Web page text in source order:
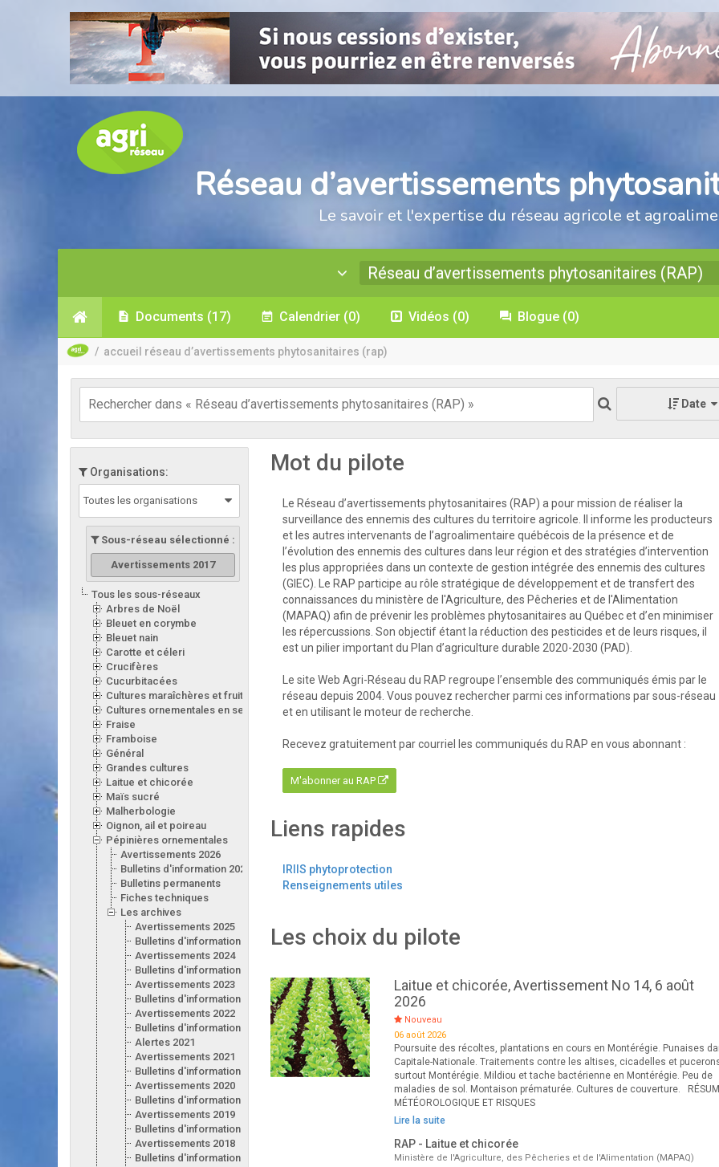
Réseau d’avertissements
Le savoir et l'expertise du réseau agricole et
Réseau d’avertissements phytosanitaires (RAP)
Documents (17) Calendrier (0) Vidéos (0) Blogue (0)
/ accueil réseau d’avertissements phytosanitaires (rap)
Date
Organisations:
Toutes les organisations
Sous-réseau sélectionné :
Avertissements 2017
Tous les sous-réseaux
Arbres de Noël
Bleuet en corymbe
Bleuet nain
Carotte et céleri
Crucifères
Cucurbitacées
Cultures maraîchères et fruitières en serre
Cultures ornementales en serre
Fraise
Framboise
Général
Grandes cultures
Laitue et chicorée
Maïs sucré
Malherbologie
Oignon, ail et poireau
Pépinières ornementales
Avertissements 2026
Bulletins d'information 2026
Bulletins permanents
Fiches techniques
Les archives
Avertissements 2025
Bulletins d'information 2025
Avertissements 2024
Bulletins d'information 2024
Avertissements 2023
Bulletins d'information 2023
Avertissements 2022
Bulletins d'information 2022
Alertes 2021
Avertissements 2021
Bulletins d'information 2021
Avertissements 2020
Bulletins d'information 2020
Avertissements 2019
Bulletins d'information 2019
Avertissements 2018
Bulletins d'information 2018
Mot du pilote
Le Réseau d’avertissements phytosanitaires (RAP) a pour mission de réaliser la
surveillance des ennemis des cultures du territoire agricole. Il informe les producteurs
et les autres intervenants de l’agroalimentaire québécois de la présence et de
l’évolution des ennemis des cultures dans leur région et des stratégies d’intervention
les plus appropriées dans un contexte de gestion intégrée des ennemis des cultures
(GIEC). Le RAP participe au rôle stratégique de développement et de transfert des
connaissances du ministère de l'Agriculture, des Pêcheries et de l'Alimentation
(MAPAQ) afin de prévenir les problèmes phytosanitaires au Québec et d’en minimiser
les répercussions. Son objectif étant la réduction des pesticides et de leurs risques, il
est un pilier important du Plan d’agriculture durable 2020-2030 (PAD).
Le site Web Agri-Réseau du RAP regroupe l’ensemble des communiqués émis par le
réseau depuis 2004. Vous pouvez rechercher parmi ces informations par sous-réseau
et en utilisant le moteur de recherche.
Recevez gratuitement par courriel les communiqués du RAP en vous abonnant :
M'abonner au RAP
Liens rapides
IRIIS phytoprotection
Renseignements utiles
Les choix du pilote
Laitue et chicorée, Avertissement No 14, 6 août
2026
Nouveau
06 août 2026
Poursuite des récoltes, plantations en cours en Montérégie. Punaises
Capitale-Nationale. Traitements contre les altises, cicadelles et
surtout Montérégie. Mildiou et tache bactérienne en Montérégie. Peu de
maladies de sol. Montaison prématurée. Cultures de couverture.
MÉTÉOROLOGIQUE ET RISQUES
Lire la suite
RAP - Laitue et chicorée
Ministère de l'Agriculture, des Pêcheries et de l'Alimentation (MAPAQ)